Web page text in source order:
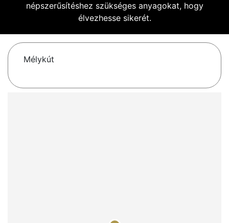
népszerűsítéshez szükséges anyagokat, hogy
élvezhesse sikerét.
Mélykút